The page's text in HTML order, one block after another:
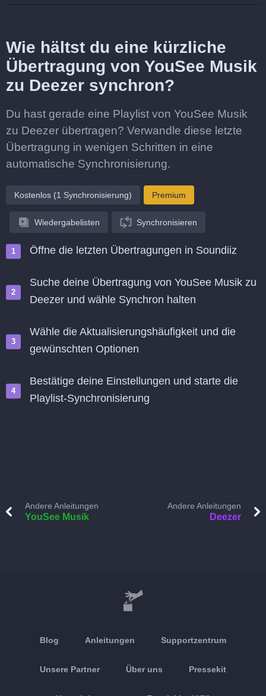
Wie hältst du eine kürzliche
Übertragung von YouSee Musik
zu Deezer synchron?
Du hast gerade eine Playlist von YouSee Musik
zu Deezer übertragen? Verwandle diese letzte
Übertragung in wenigen Schritten in eine
automatische Synchronisierung.
Kostenlos (1 Synchronisierung) Premium
Wiedergabelisten Synchronisieren
Öffne die letzten Übertragungen in Soundiiz
Suche deine Übertragung von YouSee Musik zu
Deezer und wähle Synchron halten
Wähle die Aktualisierungshäufigkeit und die
gewünschten Optionen
Bestätige deine Einstellungen und starte die
Playlist-Synchronisierung
Andere Anleitungen
YouSee Musik
Andere Anleitungen
Deezer
Blog Anleitungen Supportzentrum
Unsere Partner Über uns Pressekit